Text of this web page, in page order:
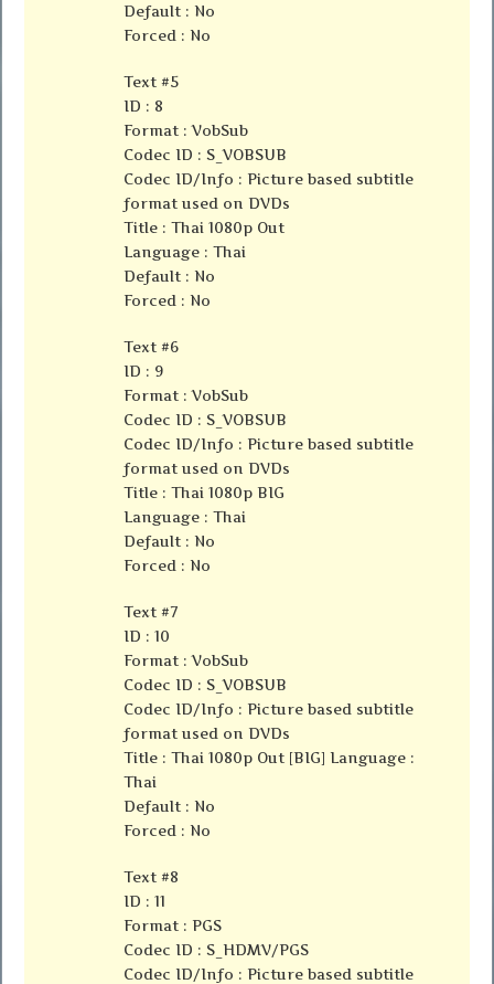
Default : No
Forced : No
Text #5
ID : 8
Format : VobSub
Codec ID : S_VOBSUB
Codec ID/Info : Picture based subtitle
format used on DVDs
Title : Thai 1080p Out
Language : Thai
Default : No
Forced : No
Text #6
ID : 9
Format : VobSub
Codec ID : S_VOBSUB
Codec ID/Info : Picture based subtitle
format used on DVDs
Title : Thai 1080p BIG
Language : Thai
Default : No
Forced : No
Text #7
ID : 10
Format : VobSub
Codec ID : S_VOBSUB
Codec ID/Info : Picture based subtitle
format used on DVDs
Title : Thai 1080p Out [BIG] Language :
Thai
Default : No
Forced : No
Text #8
ID : 11
Format : PGS
Codec ID : S_HDMV/PGS
Codec ID/Info : Picture based subtitle